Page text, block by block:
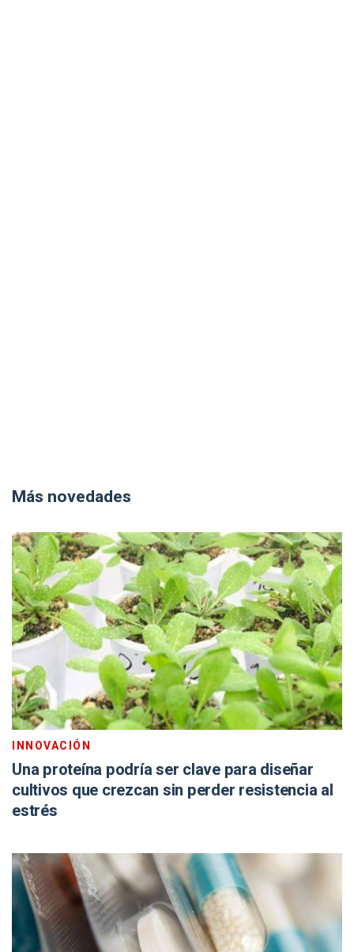
Más novedades
INNOVACIÓN
Una proteína podría ser clave para diseñar
cultivos que crezcan sin perder resistencia al
estrés